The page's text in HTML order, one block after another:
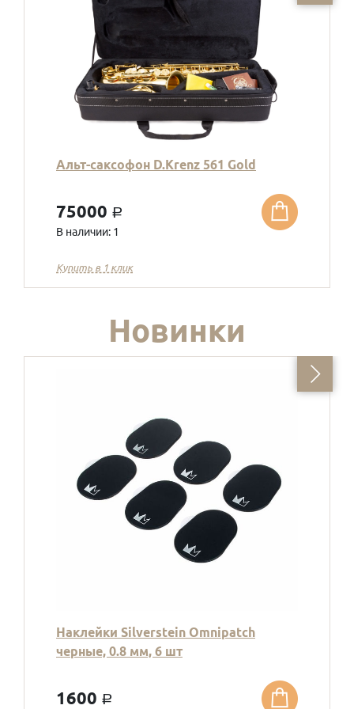
Альт-саксофон D.Krenz 561 Gold
75000 a
В наличии: 1
Купить в 1 клик
Новинки
Наклейки Silverstein Omnipatch
черные, 0.8 мм, 6 шт
1600 a